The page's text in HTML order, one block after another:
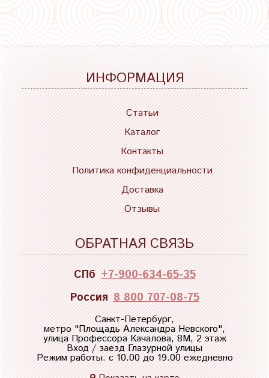
ИНФОРМАЦИЯ
Статьи
Каталог
Контакты
Политика конфиденциальности
Доставка
Отзывы
ОБРАТНАЯ СВЯЗЬ
СПб +7-900-634-65-35
Россия 8 800 707-08-75
Санкт-Петербург,
метро "Площадь Александра Невского",
улица Профессора Качалова, 8М, 2 этаж
Вход / заезд Глазурной улицы
Режим работы: с 10.00 до 19.00 ежедневно